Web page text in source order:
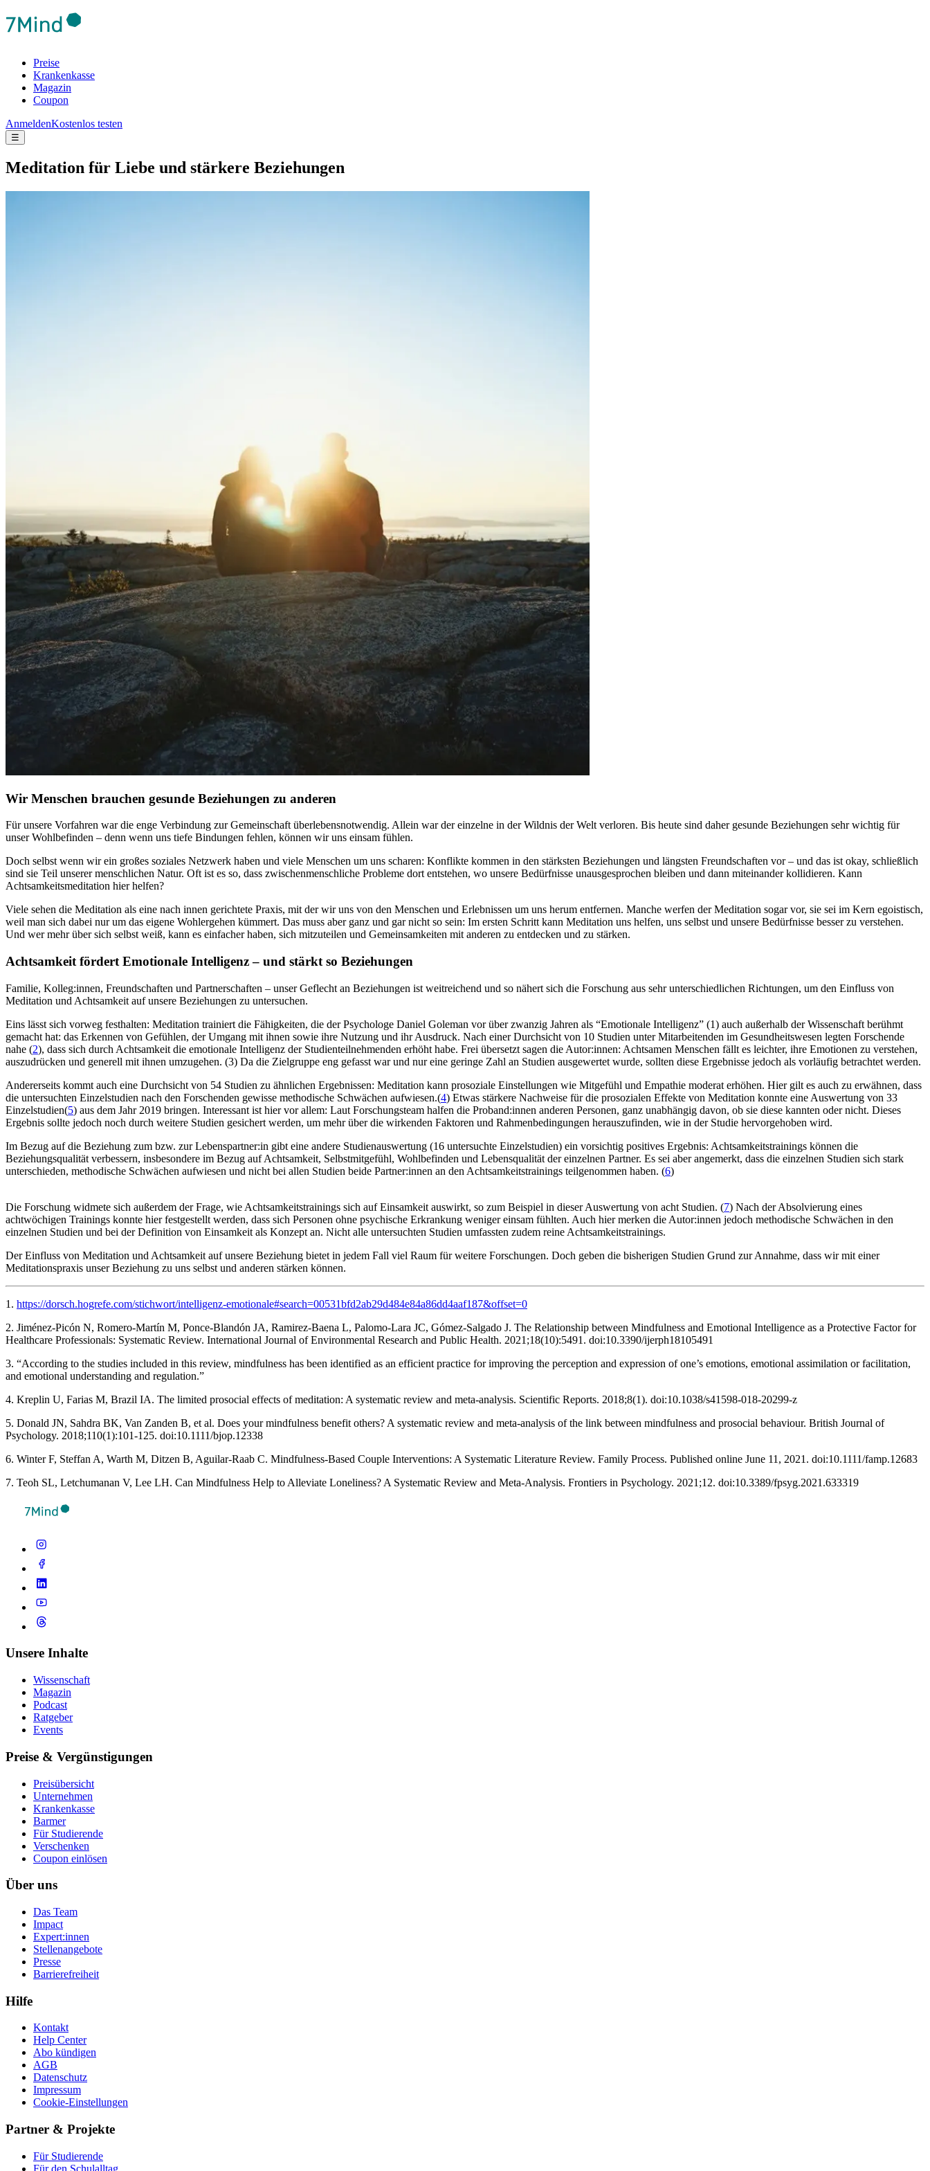
Preise
Krankenkasse
Magazin
Coupon
AnmeldenKostenlos testen
☰
Medi­ta­tion für Liebe und stär­kere Bezie­hun­gen
Wir Menschen brauchen gesunde Beziehungen zu anderen
Für unsere Vor­fah­ren war die enge Ver­bin­dung zur Gemein­schaft über­le­bens­not­wen­dig. Allein war der einzelne in der Wildnis der Welt verloren. Bis heute sind daher gesunde Bezie­hun­gen sehr wichtig für
unser Wohlbefinden – denn wenn uns tiefe Bindungen fehlen, können wir uns einsam fühlen.
Doch selbst wenn wir ein großes soziales Netzwerk haben und viele Menschen um uns scharen: Konflikte kommen in den stärksten Beziehungen und längsten Freundschaften vor – und das ist okay, schließlich
sind sie Teil unserer menschlichen Natur. Oft ist es so, dass zwischenmenschliche Probleme dort entstehen, wo unsere Bedürfnisse unausgesprochen bleiben und dann miteinander kollidieren. Kann
Achtsamkeitsmeditation hier helfen?
Viele sehen die Meditation als eine nach innen gerichtete Praxis, mit der wir uns von den Menschen und Erlebnissen um uns herum entfernen. Manche werfen der Meditation sogar vor, sie sei im Kern egoistisch,
weil man sich dabei nur um das eigene Wohlergehen kümmert. Das muss aber ganz und gar nicht so sein: Im ersten Schritt kann Meditation uns helfen, uns selbst und unsere Bedürfnisse besser zu verstehen.
Und wer mehr über sich selbst weiß, kann es einfacher haben, sich mitzuteilen und Gemein­sam­kei­ten mit anderen zu ent­de­cken und zu stär­ken.
Achtsamkeit fördert Emotionale Intelligenz – und stärkt so Beziehungen
Familie, Kolleg:innen, Freundschaften und Partnerschaften – unser Geflecht an Beziehungen ist weitreichend und so nähert sich die Forschung aus sehr unterschiedlichen Richtungen, um den Einfluss von
Meditation und Achtsamkeit auf unsere Beziehungen zu untersuchen.
Eins lässt sich vorweg festhalten: Medi­ta­tion trai­niert die Fähig­kei­ten, die der Psy­cho­loge Daniel Gole­man vor über zwan­zig Jahren als “Emo­tio­nale Intel­li­genz” (1) auch außerhalb der Wissenschaft berühmt
gemacht hat: das Erkennen von Gefühlen, der Umgang mit ihnen sowie ihre Nutzung und ihr Ausdruck. Nach einer Durchsicht von 10 Studien unter Mitarbeitenden im Gesundheitswesen legten Forschende
nahe (2), dass sich durch Achtsamkeit die emotionale Intelligenz der Studienteilnehmenden erhöht habe. Frei übersetzt sagen die Autor:innen: Acht­sa­men Men­schen fällt es leich­ter, ihre Emo­tio­nen zu ver­ste­hen,
auszudrücken und generell mit ihnen umzu­ge­hen. (3) Da die Zielgruppe eng gefasst war und nur eine geringe Zahl an Studien ausgewertet wurde, sollten diese Ergebnisse jedoch als vorläufig betrachtet werden.
Andererseits kommt auch eine Durchsicht von 54 Studien zu ähnlichen Ergebnissen: Meditation kann prosoziale Einstellungen wie Mitgefühl und Empathie moderat erhöhen. Hier gilt es auch zu erwähnen, dass
die untersuchten Einzelstudien nach den Forschenden gewisse methodische Schwächen aufwiesen.(4) Etwas stärkere Nachweise für die prosozialen Effekte von Meditation konnte eine Auswertung von 33
Einzelstudien(5) aus dem Jahr 2019 bringen. Interessant ist hier vor allem: Laut Forschungsteam halfen die Proband:innen anderen Personen, ganz unabhängig davon, ob sie diese kannten oder nicht. Dieses
Ergebnis sollte jedoch noch durch weitere Studien gesichert werden, um mehr über die wirkenden Faktoren und Rahmenbedingungen herauszufinden, wie in der Studie hervorgehoben wird.
Im Bezug auf die Beziehung zum bzw. zur Lebenspartner:in gibt eine andere Studienauswertung (16 untersuchte Einzelstudien) ein vorsichtig positives Ergebnis: Achtsamkeitstrainings können die
Beziehungsqualität verbessern, insbesondere im Bezug auf Achtsamkeit, Selbstmitgefühl, Wohlbefinden und Lebensqualität der einzelnen Partner. Es sei aber angemerkt, dass die einzelnen Studien sich stark
unterschieden, methodische Schwächen aufwiesen und nicht bei allen Studien beide Partner:innen an den Achtsamkeitstrainings teilgenommen haben. (6)
Die Forschung widmete sich außerdem der Frage, wie Achtsamkeitstrainings sich auf Einsamkeit auswirkt, so zum Beispiel in dieser Auswertung von acht Studien. (7) Nach der Absolvierung eines
achtwöchigen Trainings konnte hier festgestellt werden, dass sich Personen ohne psychische Erkrankung weniger einsam fühlten. Auch hier merken die Autor:innen jedoch methodische Schwächen in den
einzelnen Studien und bei der Definition von Einsamkeit als Konzept an. Nicht alle untersuchten Studien umfassten zudem reine Achtsamkeitstrainings.
Der Einfluss von Meditation und Achtsamkeit auf unsere Beziehung bietet in jedem Fall viel Raum für weitere Forschungen. Doch geben die bisherigen Studien Grund zur Annahme, dass wir mit einer
Meditationspraxis unser Beziehung zu uns selbst und anderen stärken können.
1. https://dorsch.hogrefe.com/stichwort/intelligenz-emotionale#search=00531bfd2ab29d484e84a86dd4aaf187&offset=0
2. Jiménez-Picón N, Romero-Martín M, Ponce-Blandón JA, Ramirez-Baena L, Palomo-Lara JC, Gómez-Salgado J. The Relationship between Mindfulness and Emotional Intelligence as a Protective Factor for
Healthcare Professionals: Systematic Review. International Journal of Environmental Research and Public Health. 2021;18(10):5491. doi:10.3390/ijerph18105491
3. “According to the studies included in this review, mindfulness has been identified as an efficient practice for improving the perception and expression of one’s emotions, emotional assimilation or facilitation,
and emotional understanding and regulation.”
4. Kreplin U, Farias M, Brazil IA. The limited prosocial effects of meditation: A systematic review and meta-analysis. Scientific Reports. 2018;8(1). doi:10.1038/s41598-018-20299-z ‌
5. Donald JN, Sahdra BK, Van Zanden B, et al. Does your mindfulness benefit others? A systematic review and meta-analysis of the link between mindfulness and prosocial behaviour. British Journal of
Psychology. 2018;110(1):101-125. doi:10.1111/bjop.12338
6. Winter F, Steffan A, Warth M, Ditzen B, Aguilar‐Raab C. Mindfulness‐Based Couple Interventions: A Systematic Literature Review. Family Process. Published online June 11, 2021. doi:10.1111/famp.12683
7. Teoh SL, Letchumanan V, Lee LH. Can Mindfulness Help to Alleviate Loneliness? A Systematic Review and Meta-Analysis. Frontiers in Psychology. 2021;12. doi:10.3389/fpsyg.2021.633319
Unsere Inhalte
Wissenschaft
Magazin
Podcast
Ratgeber
Events
Preise & Vergünstigungen
Preisübersicht
Unternehmen
Krankenkasse
Barmer
Für Studierende
Ver­schen­ken
Coupon einlösen
Über uns
Das Team
Impact
Expert:innen
Stellenangebote
Presse
Barrierefreiheit
Hilfe
Kontakt
Help Center
Abo kündigen
AGB
Datenschutz
Impressum
Cookie-Einstellungen
Partner & Projekte
Für Stu­die­rende
Für den Schulalltag